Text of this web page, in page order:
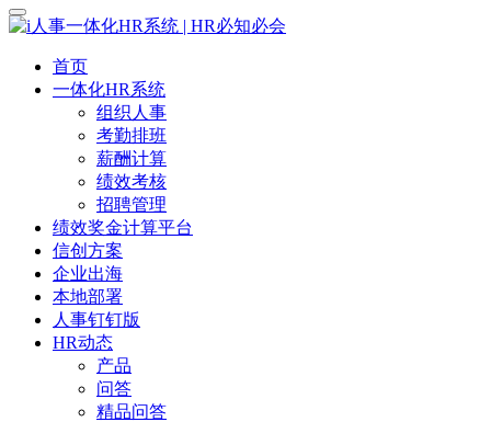
首页
一体化HR系统
组织人事
考勤排班
薪酬计算
绩效考核
招聘管理
绩效奖金计算平台
信创方案
企业出海
本地部署
人事钉钉版
HR动态
产品
问答
精品问答